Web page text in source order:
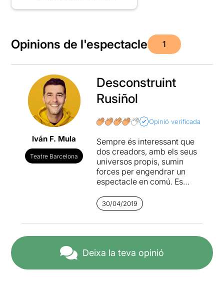
Opinions de l'espectacle 1
Iván F. Mula
Teatre Barcelona
Desconstruint
Rusiñol
Opinió verificada
Sempre és interessant que
dos creadors, amb els seus
universos propis, sumin
forces per engendrar un
espectacle en comú. Es
seves visions no cohesionin
de forma orgànica i la
proposta acabi sent una
cadascuna lluita per
Afortunadament, no és el
30/04/2019
Deixa la teva opinió